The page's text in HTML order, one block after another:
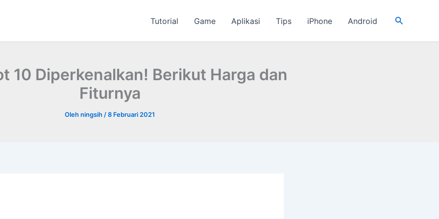
Tutorial Game Aplikasi Tips iPhone Android Cari
10 Diperkenalkan! Berikut Harga dan
Fiturnya
Olehningsih /8 Februari 2021